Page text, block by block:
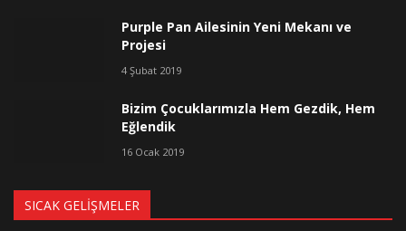
Purple Pan Ailesinin Yeni Mekanı ve
Projesi
4 Şubat 2019
Bizim Çocuklarımızla Hem Gezdik, Hem
Eğlendik
16 Ocak 2019
SICAK GELIŞMELER